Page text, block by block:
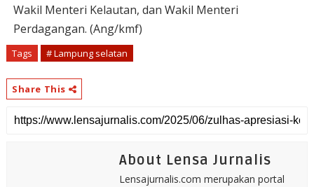
Wakil Menteri Kelautan, dan Wakil Menteri
Perdagangan. (Ang/kmf)
Tags # Lampung selatan
Share This
About Lensa Jurnalis
Lensajurnalis.com merupakan portal